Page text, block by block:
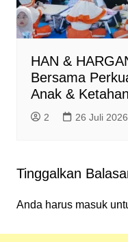
HAN &
Bersama
Anak &
2 26 Juli 2026
Tinggalkan
Anda harus masuk